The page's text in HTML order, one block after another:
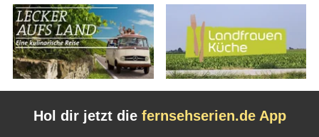
Hol dir jetzt die fernsehserien.de App